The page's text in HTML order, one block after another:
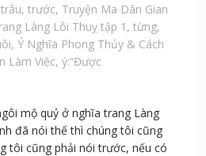
trâu, trước, Truyện Ma Dân Gian
Làng Lôi Thuỵ tập 1 , từng,
, Ý Nghĩa Phong Thủy & Cách
Làm Việc, ý:“Được
mộ quỷ ở nghĩa trang Làng
đã nói thế thì chúng tôi cũng
tôi cũng phải nói trước, nếu có